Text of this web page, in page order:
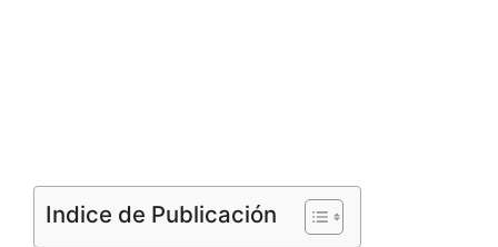
Indice de Publicación